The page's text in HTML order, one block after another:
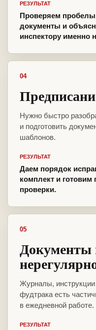
РЕЗУЛЬТАТ
Проверяем
документы и
инспектору именно
04
Нужно быстро
и подготовить
шаблонов.
РЕЗУЛЬТАТ
Даем порядок
комплект и
проверки.
05
Документы
Журналы,
фудтрака есть
в ежедневной работе.
РЕЗУЛЬТАТ